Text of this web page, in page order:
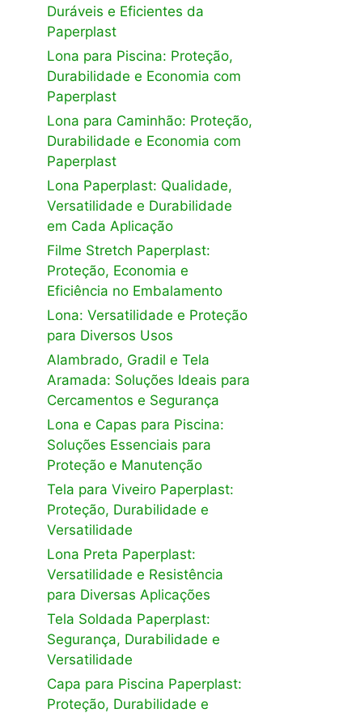
Duráveis e Eficientes da
Paperplast
Lona para Piscina: Proteção,
Durabilidade e Economia com
Paperplast
Lona para Caminhão: Proteção,
Durabilidade e Economia com
Paperplast
Lona Paperplast: Qualidade,
Versatilidade e Durabilidade
em Cada Aplicação
Filme Stretch Paperplast:
Proteção, Economia e
Eficiência no Embalamento
Lona: Versatilidade e Proteção
para Diversos Usos
Alambrado, Gradil e Tela
Aramada: Soluções Ideais para
Cercamentos e Segurança
Lona e Capas para Piscina:
Soluções Essenciais para
Proteção e Manutenção
Tela para Viveiro Paperplast:
Proteção, Durabilidade e
Versatilidade
Lona Preta Paperplast:
Versatilidade e Resistência
para Diversas Aplicações
Tela Soldada Paperplast:
Segurança, Durabilidade e
Versatilidade
Capa para Piscina Paperplast:
Proteção, Durabilidade e